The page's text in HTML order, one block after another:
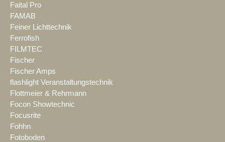
Faital Pro
FAMAB
Feiner Lichttechnik
Ferrofish
FILMTEC
Fischer
Fischer Amps
flashlight Veranstaltungstechnik
Flottmeier & Rehrmann
Focon Showtechnic
Focusrite
Fohhn
Fotoboden